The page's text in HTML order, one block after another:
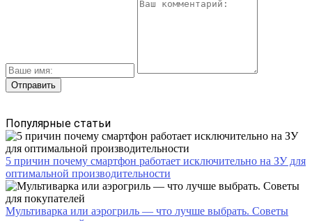
Популярные статьи
5 причин почему смартфон работает исключительно на ЗУ для
оптимальной производительности
Мультиварка или аэрогриль — что лучше выбрать. Советы